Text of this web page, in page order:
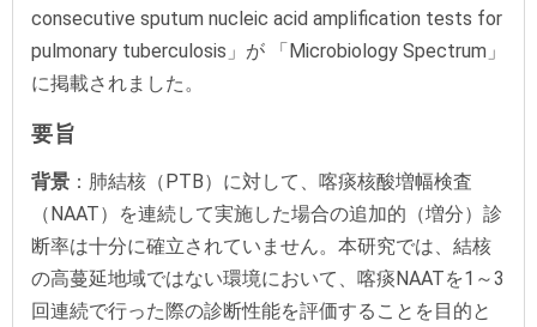
consecutive sputum nucleic acid amplification tests for
pulmonary tuberculosis」が 「Microbiology Spectrum」
に掲載されました。
要旨
背景 ：肺結核（PTB）に対して、喀痰核酸増幅検査
（NAAT）を連続して実施した場合の追加的（増分）診
断率は十分に確立されていません。本研究では、結核
の高蔓延地域ではない環境において、喀痰NAATを1～3
回連続で行った際の診断性能を評価することを目的と